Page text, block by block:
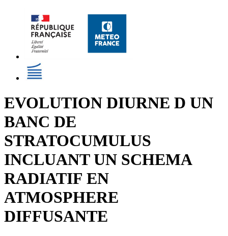
EVOLUTION DIURNE D UN
BANC DE
STRATOCUMULUS
INCLUANT UN SCHEMA
RADIATIF EN
ATMOSPHERE
DIFFUSANTE